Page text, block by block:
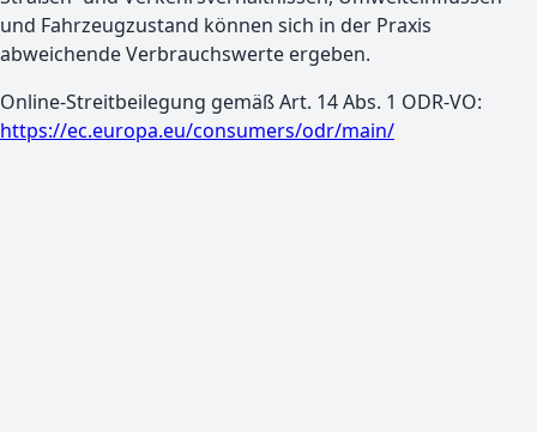
und Fahrzeugzustand können sich in der Praxis
abweichende Verbrauchswerte ergeben.
Online-Streitbeilegung gemäß Art. 14 Abs. 1 ODR-VO:
https://ec.europa.eu/consumers/odr/main/